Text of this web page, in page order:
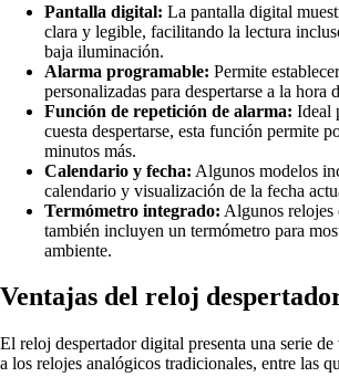
Pantalla digital: La pantalla digital
clara y legible, facilitando la lectura
baja iluminación.
Alarma programable: Permite
personalizadas para despertarse a la hora
Función de repetición de alarma: Ideal
cuesta despertarse, esta función permite
minutos más.
Calendario y fecha: Algunos modelos
calendario y visualización de la fecha
Termómetro integrado: Algunos relojes
también incluyen un termómetro para
ambiente.
Ventajas del reloj
El reloj despertador digital presenta una serie de
a los relojes analógicos tradicionales, entre las